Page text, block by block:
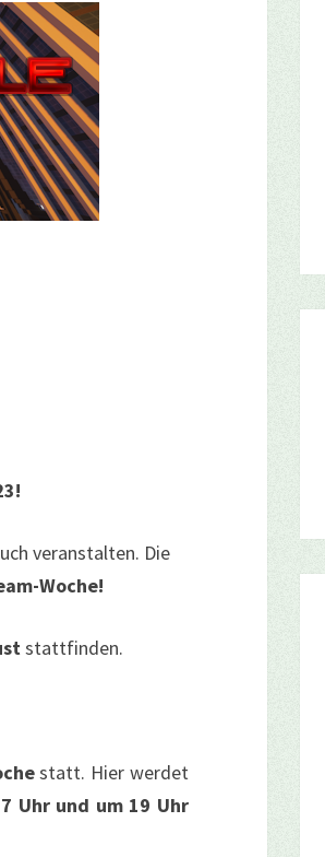
veranstalten. Die
Woche!
stattfinden.
statt. Hier werdet
Uhr und um 19 Uhr